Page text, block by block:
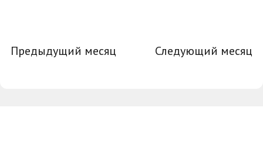
Предыдущий месяц Следующий месяц